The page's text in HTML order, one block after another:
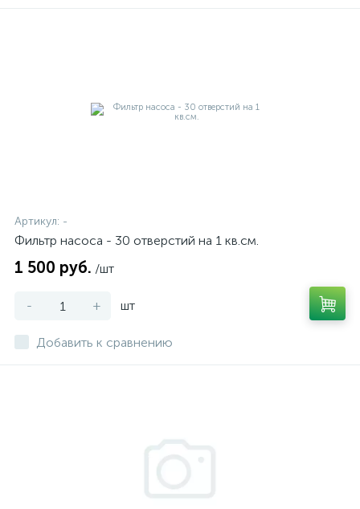
Артикул: -
Фильтр насоса - 30 отверстий на 1 кв.см.
1 500 руб. /шт
- + шт
Добавить к сравнению